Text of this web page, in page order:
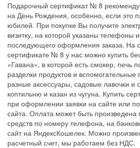
Подарочный сертификат № 8
на День Рождения, особенно, если это
юбилей. При покупке Вы получите
визитку, на которой указаны телефоны
последующего оформления заказа. На
сертификате № 8 у нас можно купить
«Гавана», в которой есть смокер, печь
разделки продуктов и
разные аксессуары, садовые лавочки и
коптильню и казан из чугуна. Купить
при оформлении заявки на сайте или
сайта. Оплата может быть произведена
средств по номеру телефона, на
сайт на ЯндексКошелек. Можно
расчетный счет, мы работаем без НДС.